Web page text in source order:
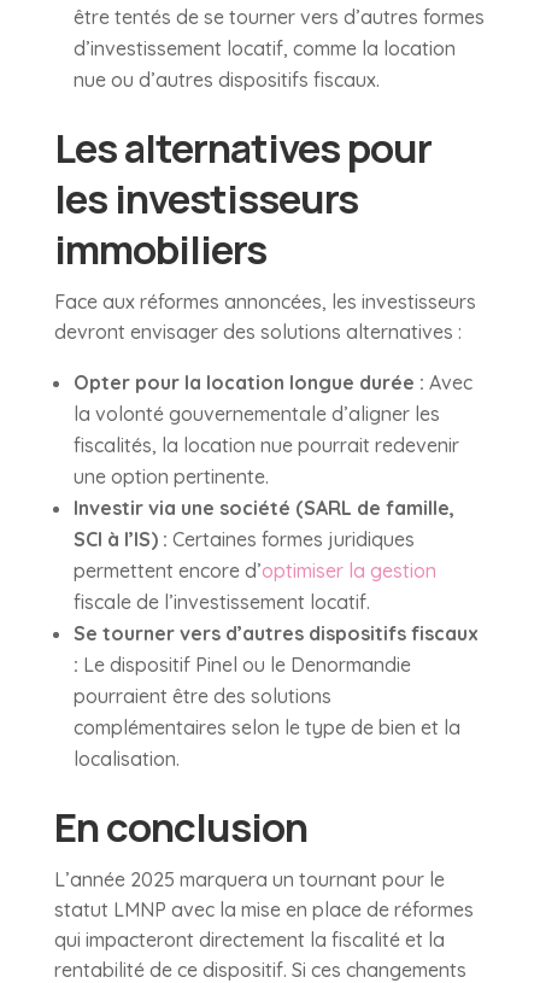
être tentés de se tourner vers d’autres formes
d’investissement locatif, comme la location
nue ou d’autres dispositifs fiscaux.
Les alternatives pour
les investisseurs
immobiliers
Face aux réformes annoncées, les investisseurs
devront envisager des solutions alternatives :
Opter pour la location longue durée : Avec
la volonté gouvernementale d’aligner les
fiscalités, la location nue pourrait redevenir
une option pertinente.
Investir via une société (SARL de famille,
SCI à l’IS) : Certaines formes juridiques
permettent encore d’optimiser la gestion
fiscale de l’investissement locatif.
Se tourner vers d’autres dispositifs fiscaux
: Le dispositif Pinel ou le Denormandie
pourraient être des solutions
complémentaires selon le type de bien et la
localisation.
En conclusion
L’année 2025 marquera un tournant pour le
statut LMNP avec la mise en place de réformes
qui impacteront directement la fiscalité et la
rentabilité de ce dispositif. Si ces changements